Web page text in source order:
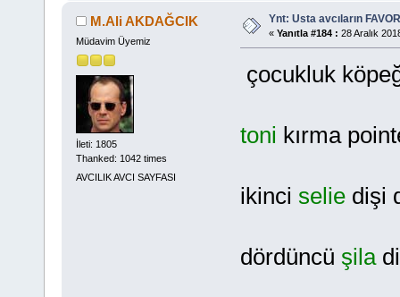
M.Ali AKDAĞCIK
Müdavim Üyemiz
İleti: 1805
Thanked: 1042 times
AVCILIK AVCI SAYFASI
Ynt: Usta avcıların
« Yanıtla #184 : 28 Aralık
çocukluk
toni kırma
ikinci seliedişi
dördüncü şila